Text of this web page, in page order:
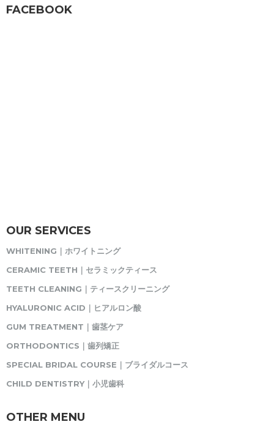
FACEBOOK
OUR SERVICES
WHITENING｜ホワイトニング
CERAMIC TEETH｜セラミックティース
TEETH CLEANING｜ティースクリーニング
HYALURONIC ACID｜ヒアルロン酸
GUM TREATMENT｜歯茎ケア
ORTHODONTICS｜歯列矯正
SPECIAL BRIDAL COURSE｜ブライダルコース
CHILD DENTISTRY｜小児歯科
OTHER MENU